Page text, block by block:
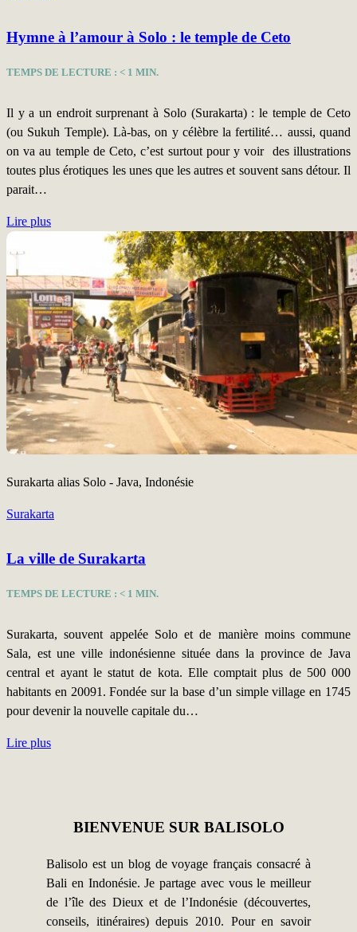
Hymne à l’amour à Solo : le temple de Ceto
TEMPS DE LECTURE : < 1 MIN.
Il y a un endroit surprenant à Solo (Surakarta) : le temple de Ceto
(ou Sukuh Temple). Là-bas, on y célèbre la fertilité… aussi, quand
on va au temple de Ceto, c’est surtout pour y voir des illustrations
toutes plus érotiques les unes que les autres et souvent sans détour. Il
parait…
Lire plus
Surakarta alias Solo - Java, Indonésie
Surakarta
La ville de Surakarta
TEMPS DE LECTURE : < 1 MIN.
Surakarta, souvent appelée Solo et de manière moins commune
Sala, est une ville indonésienne située dans la province de Java
central et ayant le statut de kota. Elle comptait plus de 500 000
habitants en 20091. Fondée sur la base d’un simple village en 1745
pour devenir la nouvelle capitale du…
Lire plus
BIENVENUE SUR BALISOLO
Balisolo est un blog de voyage français consacré à
Bali en Indonésie. Je partage avec vous le meilleur
de l’île des Dieux et de l’Indonésie (découvertes,
conseils, itinéraires) depuis 2010. Pour en savoir